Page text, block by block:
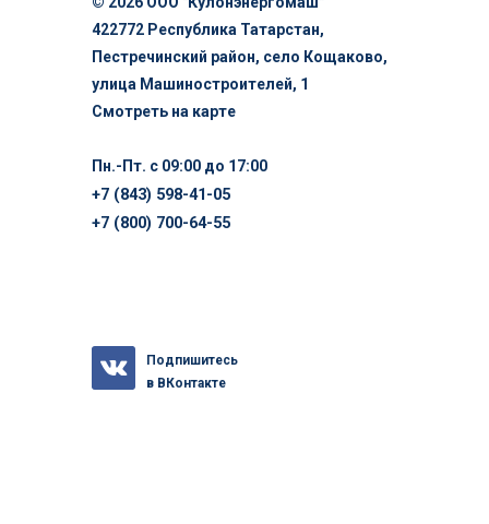
422772 Республика Татарстан,
Пестречинский район, село Кощаково,
улица Машиностроителей, 1
Смотреть на карте
Пн.-Пт. с 09:00 до 17:00
+7 (843) 598-41-05
+7 (800) 700-64-55
Подпишитесь
в ВКонтакте